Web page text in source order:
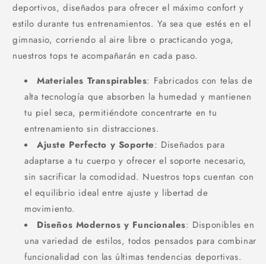
deportivos, diseñados para ofrecer el máximo confort y
estilo durante tus entrenamientos. Ya sea que estés en el
gimnasio, corriendo al aire libre o practicando yoga,
nuestros tops te acompañarán en cada paso.
Materiales Transpirables: Fabricados con telas de
alta tecnología que absorben la humedad y mantienen
tu piel seca, permitiéndote concentrarte en tu
entrenamiento sin distracciones.
Ajuste Perfecto y Soporte: Diseñados para
adaptarse a tu cuerpo y ofrecer el soporte necesario,
sin sacrificar la comodidad. Nuestros tops cuentan con
el equilibrio ideal entre ajuste y libertad de
movimiento.
Diseños Modernos y Funcionales: Disponibles en
una variedad de estilos, todos pensados para combinar
funcionalidad con las últimas tendencias deportivas.